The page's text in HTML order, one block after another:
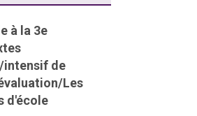
à la 3e
/intensif de
/Les
d'école